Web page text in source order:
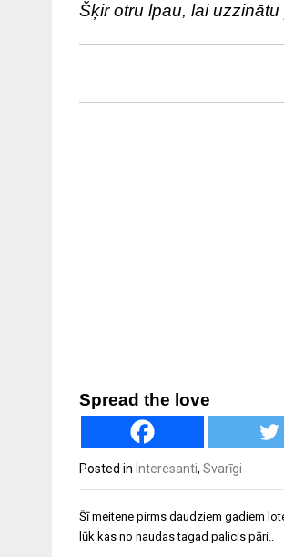
Šķir otru lpau, lai
Spread the love
Posted in Interesanti, Svarīgi
Ziņu
izvēlne
Šī meitene pirms daudziem gadiem
lūk kas no naudas tagad palicis pāri..